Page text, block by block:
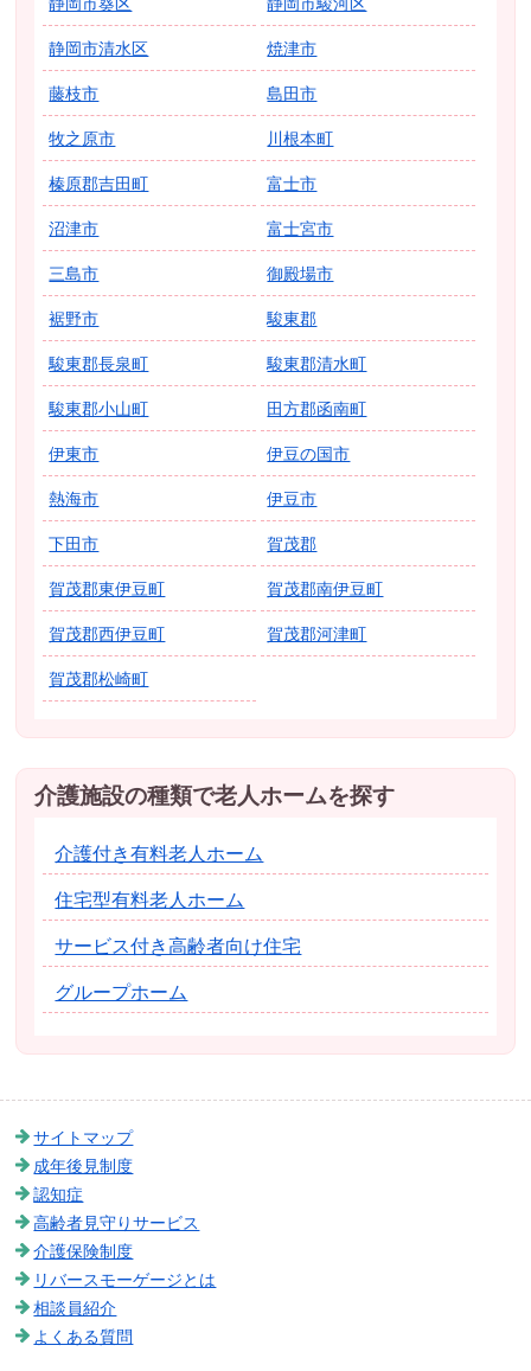
静岡市清水区 焼津市
藤枝市 島田市
牧之原市 川根本町
榛原郡吉田町 富士市
沼津市 富士宮市
三島市 御殿場市
裾野市 駿東郡
駿東郡長泉町 駿東郡清水町
駿東郡小山町 田方郡函南町
伊東市 伊豆の国市
熱海市 伊豆市
下田市 賀茂郡
賀茂郡東伊豆町 賀茂郡南伊豆町
賀茂郡西伊豆町 賀茂郡河津町
賀茂郡松崎町
介護施設の種類で老人ホームを探す
介護付き有料老人ホーム
住宅型有料老人ホーム
サービス付き高齢者向け住宅
グループホーム
サイトマップ
成年後見制度
認知症
高齢者見守りサービス
介護保険制度
リバースモーゲージとは
相談員紹介
よくある質問